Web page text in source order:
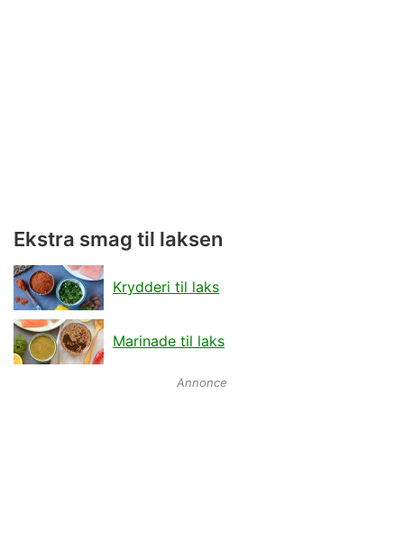
Ekstra smag til laksen
Krydderi til laks
Marinade til laks
Annonce